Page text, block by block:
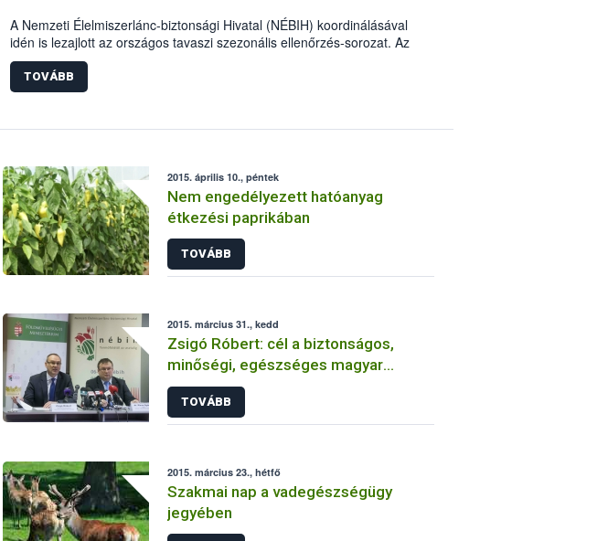
A Nemzeti Élelmiszerlánc-biztonsági Hivatal (NÉBIH) koordinálásával
idén is lezajlott az országos tavaszi szezonális ellenőrzés-sorozat. Az
élelmiszerlánc-biztonsági szakemberek szűk egy hónap alatt több mint 3
800 ellenőrzést végeztek, 69 alkalommal figyelmeztetést és mintegy 150
esetben bírságot szabtak ki.
TOVÁBB
2015. április 10., péntek
Nem engedélyezett hatóanyag
étkezési paprikában
TOVÁBB
2015. március 31., kedd
Zsigó Róbert: cél a biztonságos,
minőségi, egészséges magyar
élelmiszer
TOVÁBB
2015. március 23., hétfő
Szakmai nap a vadegészségügy
jegyében